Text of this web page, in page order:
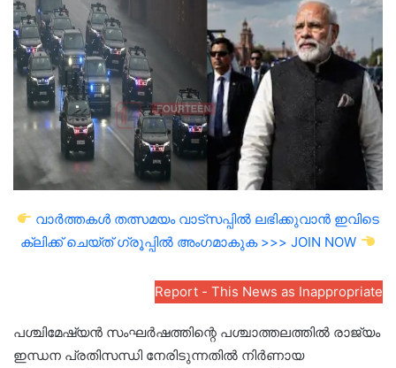
വാർത്തകൾ തത്സമയം വാട്സപ്പിൽ ലഭിക്കുവാൻ ഇവിടെ
ക്ലിക്ക് ചെയ്ത് ഗ്രൂപ്പിൽ അംഗമാകുക >>> JOIN NOW
Report - This News as Inappropriate
പശ്ചിമേഷ്യൻ സംഘർഷത്തിന്റെ പശ്ചാത്തലത്തിൽ രാജ്യം
ഇന്ധന പ്രതിസന്ധി നേരിടുന്നതിൽ നിർണായ